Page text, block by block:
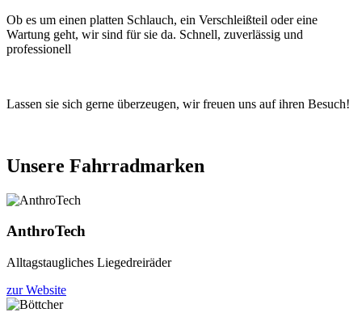
Ob es um einen platten Schlauch, ein Verschleißteil oder eine
Wartung geht, wir sind für sie da. Schnell, zuverlässig und
professionell
Lassen sie sich gerne überzeugen, wir freuen uns auf ihren Besuch!
Unsere Fahrradmarken
AnthroTech
Alltagstaugliches Liegedreiräder
zur Website